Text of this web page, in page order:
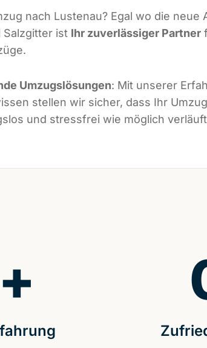
nach Lustenau? Egal wo die neue
Salzgitter ist Ihr zuverlässiger Partner
Umzugslösungen: Mit unserer
stellen wir sicher, dass Ihr
und stressfrei wie möglich
+